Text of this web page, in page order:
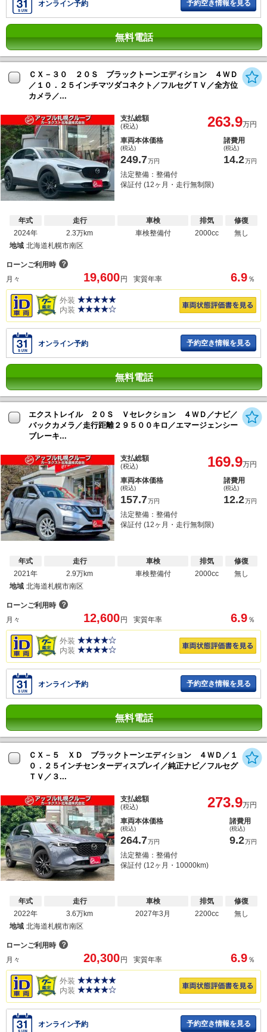
オンライン予約 予約空き情報を見る
無料電話
ＣＸ－３０ ２０Ｓ ブラックトーンエディション ４ＷＤ
／１０．２５インチマツダコネクト／フルセグＴＶ／全方位
カメラ／...
支払総額
(税込) 263.9万円
車両本体価格
(税込)
249.7万円
諸費用
(税込)
14.2万円
法定整備：整備付
保証付 (12ヶ月・走行無制限)
年式
2024年
走行
2.3万km
車検
車検整備付
排気
2000cc
修復
無し
地域 北海道札幌市南区
ローンご利用時 ？
月々
19,600 円 実質年率 6.9 ％
外装
内装
オンライン予約 予約空き情報を見る
無料電話
エクストレイル ２０Ｓ Ｖセレクション ４ＷＤ／ナビ／
バックカメラ／走行距離２９５００キロ／エマージェンシー
ブレーキ...
支払総額
(税込) 169.9万円
車両本体価格
(税込)
157.7万円
諸費用
(税込)
12.2万円
法定整備：整備付
保証付 (12ヶ月・走行無制限)
年式
2021年
走行
2.9万km
車検
車検整備付
排気
2000cc
修復
無し
地域 北海道札幌市南区
ローンご利用時 ？
月々
12,600円 実質年率 6.9 ％
外装
内装
オンライン予約 予約空き情報を見る
無料電話
ＣＸ－５ ＸＤ ブラックトーンエディション ４ＷＤ／１
０．２５インチセンターディスプレイ／純正ナビ／フルセグ
ＴＶ／３...
支払総額
(税込) 273.9万円
車両本体価格
(税込)
264.7万円
諸費用
(税込)
9.2万円
法定整備：整備付
保証付 (12ヶ月・10000km)
年式
2022年
走行
3.6万km
車検
2027年3月
排気
2200cc
修復
無し
地域 北海道札幌市南区
ローンご利用時 ？
月々
20,300円 実質年率 6.9 ％
外装
内装
オンライン予約 予約空き情報を見る